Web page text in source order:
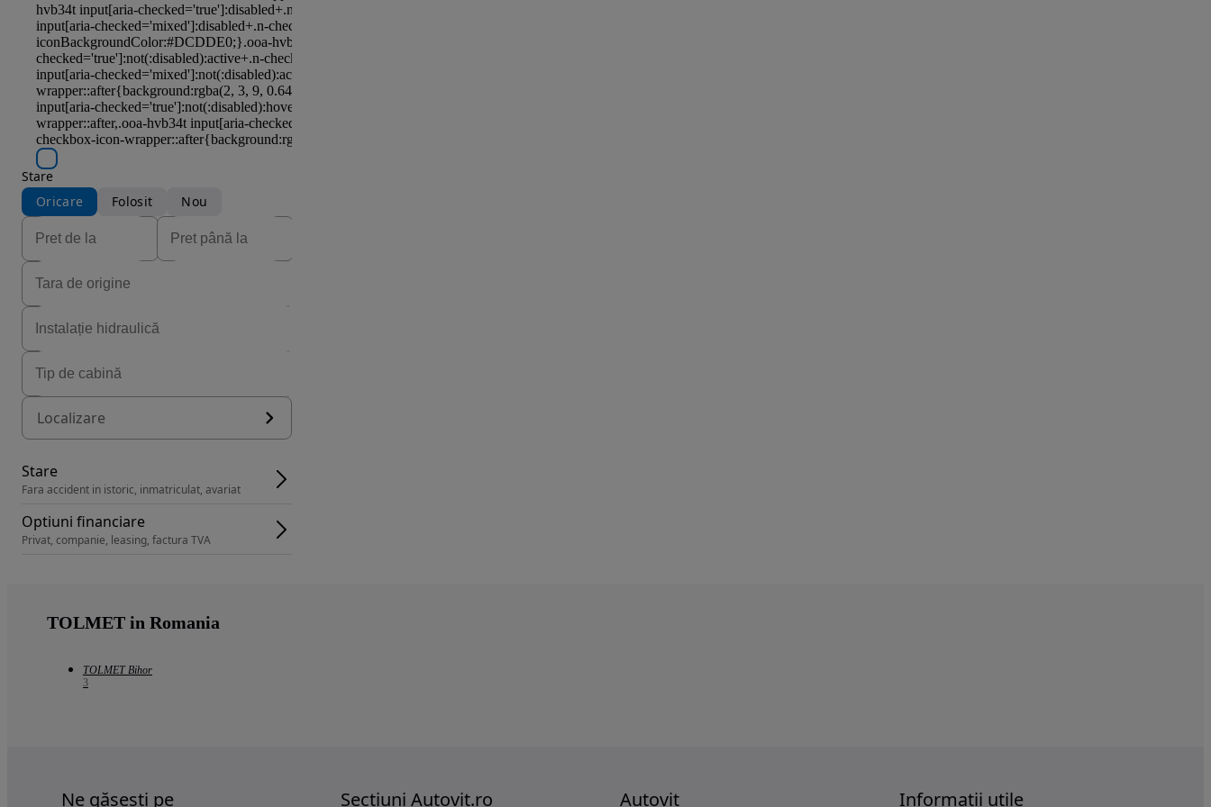
Stare
Oricare
Folosit Nou
Localizare
Stare
Fara accident in istoric, inmatriculat, avariat
Optiuni financiare
Privat, companie, leasing, factura TVA
TOLMET in Romania
TOLMET Bihor
3
Ne găsești pe Sectiuni Autovit.ro Autovit Informatii utile